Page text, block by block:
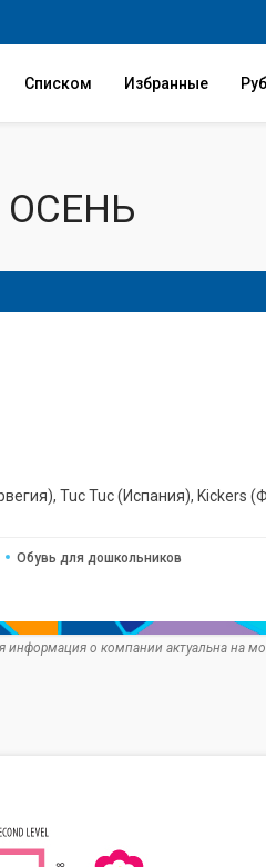
Списком Избранные
ОСЕНЬ
Tuc Tuc (Испания), Kickers
Обувь для дошкольников
информация о компании актуальна на